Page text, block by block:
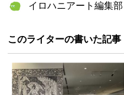
だ圧巻の展示に感動
イロハニアート編集部
このライターの書いた記事